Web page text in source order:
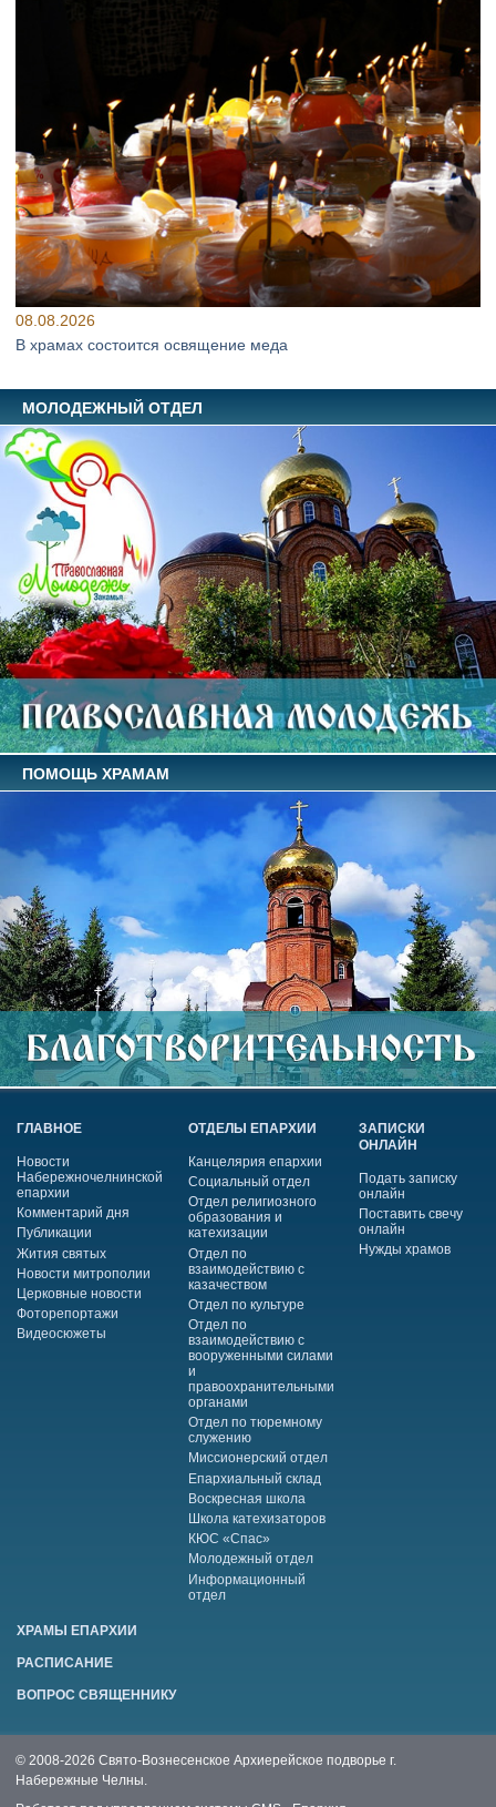
08.08.2026
В храмах состоится освящение меда
МОЛОДЕЖНЫЙ ОТДЕЛ
ПОМОЩЬ ХРАМАМ
ГЛАВНОЕ
Новости
Набережночелнинской
епархии
Комментарий дня
Публикации
Жития святых
Новости митрополии
Церковные новости
Фоторепортажи
Видеосюжеты
ОТДЕЛЫ ЕПАРХИИ
Канцелярия епархии
Социальный отдел
Отдел религиозного
образования и
катехизации
Отдел по
взаимодействию с
казачеством
Отдел по культуре
Отдел по
взаимодействию с
вооруженными силами
и
правоохранительными
органами
Отдел по тюремному
служению
Миссионерский отдел
Епархиальный склад
Воскресная школа
Школа катехизаторов
КЮС «Спас»
Молодежный отдел
Информационный
отдел
ЗАПИСКИ
ОНЛАЙН
Подать записку
онлайн
Поставить свечу
онлайн
Нужды храмов
ХРАМЫ ЕПАРХИИ
РАСПИСАНИЕ
ВОПРОС СВЯЩЕННИКУ
© 2008-2026 Свято-Вознесенское Архиерейское подворье г.
Набережные Челны.